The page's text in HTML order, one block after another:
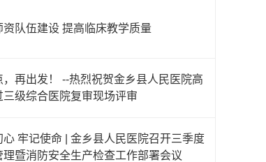
资队伍建设 提高临床教学质量
，再出发！ --热烈祝贺金乡县人民医院高
三级综合医院复审现场评审
心 牢记使命 | 金乡县人民医院召开三季度
理暨消防安全生产检查工作部署会议